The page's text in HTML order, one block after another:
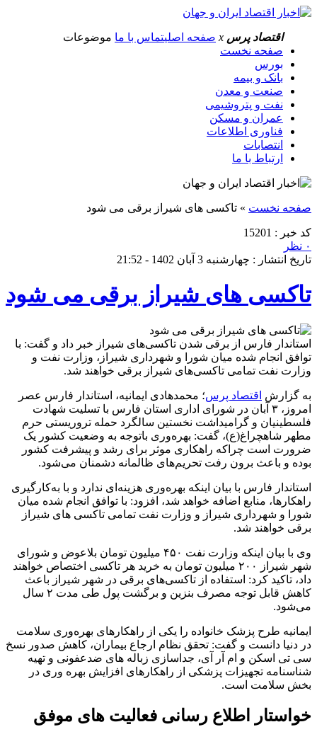
اقتصاد پرس x صفحه اصلیتماس با ما موضوعات
صفحه نخست
بورس
بانک و بیمه
صنعت و معدن
نفت و پتروشیمی
عمران و مسکن
فناوری اطلاعات
انتصابات
ارتباط با ما
صفحه نخست » تاکسی های شیراز برقی می شود
کد خبر : 15201
۰ نظر
تاریخ انتشار : چهارشنبه 3 آبان 1402 - 21:52
تاکسی های شیراز برقی می شود
استاندار فارس از برقی شدن تاکسی‌های شیراز خبر داد و گفت: با
توافق انجام شده میان شورا و شهرداری شیراز، وزارت نفت و
وزارت نفت تمامی تاکسی‌های شیراز برقی خواهند شد.
به گزارش اقتصاد پرس؛ محمدهادی ایمانیه، استاندار فارس عصر
امروز، ۳ آبان در شورای اداری استان فارس با تسلیت شهادت
فلسطینیان و گرامیداشت نخستین سالگرد حمله تروریستی حرم
مطهر شاهچراغ(ع)، گفت: بهره‌وری باتوجه به وضعیت کشور یک
ضرورت است چراکه راهکاری موثر برای رشد و پیشرفت کشور
بوده و باعث برون رفت تحریم‌های ظالمانه دشمنان می‌شود.
استاندار فارس با بیان اینکه بهره‌وری هزینه‌ای ندارد و با به‌کارگیری
راهکارها، منابع اضافه خواهد شد، افزود: با توافق انجام شده میان
شورا و شهرداری شیراز و وزارت نفت تمامی تاکسی های شیراز
برقی خواهند شد.
وی با بیان اینکه وزارت نفت ۴۵۰ میلیون تومان بلاعوض و شورای
شهر شیراز ۲۰۰ میلیون تومان به خرید هر تاکسی اختصاص خواهند
داد، تاکید کرد: استفاده از تاکسی‌های برقی در شهر شیراز باعث
کاهش قابل توجه مصرف بنزین و برگشت پول طی مدت ۲ سال
می‌شود.
ایمانیه طرح پزشک خانواده را یکی از راهکارهای بهره‌وری سلامت
در دنیا دانست و گفت: تحقق نظام ارجاع بیماران، کاهش صدور نسخ
سی تی اسکن و ام آر آی، جداسازی زباله های ضدعفونی و تهیه
شناسنامه تجهیزات پزشکی از راهکارهای افزایش بهره وری در
بخش سلامت است.
خواستار اطلاع رسانی فعالیت های موفق